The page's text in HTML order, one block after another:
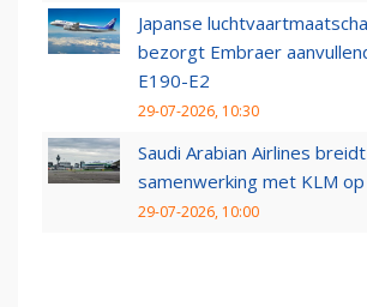
Japanse
bezorgt Embraer
E190-E2
29-07-2026, 10:30
Saudi Arabian Airlines breidt
samenwerking met KLM op
29-07-2026, 10:00